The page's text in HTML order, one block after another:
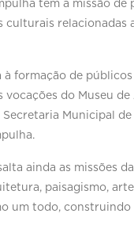
tem a missão
culturais relacionadas
à formação de
vocações do Museu
Secretaria Municipal
ainda as missões
paisagismo,
um todo, construindo